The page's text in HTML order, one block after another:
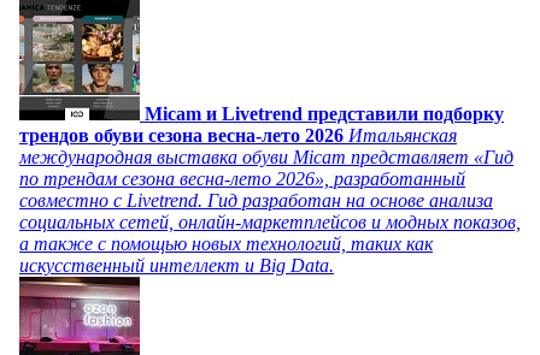
Micam и Livetrend представили подборку
трендов обуви сезона весна-лето 2026 Итальянская
международная выставка обуви Micam представляет «Гид
по трендам сезона весна-лето 2026», разработанный
совместно с Livetrend. Гид разработан на основе анализа
социальных сетей, онлайн-маркетплейсов и модных показов,
а также с помощью новых технологий, таких как
искусственный интеллект и Big Data.